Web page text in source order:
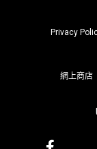
Privacy
網上商店